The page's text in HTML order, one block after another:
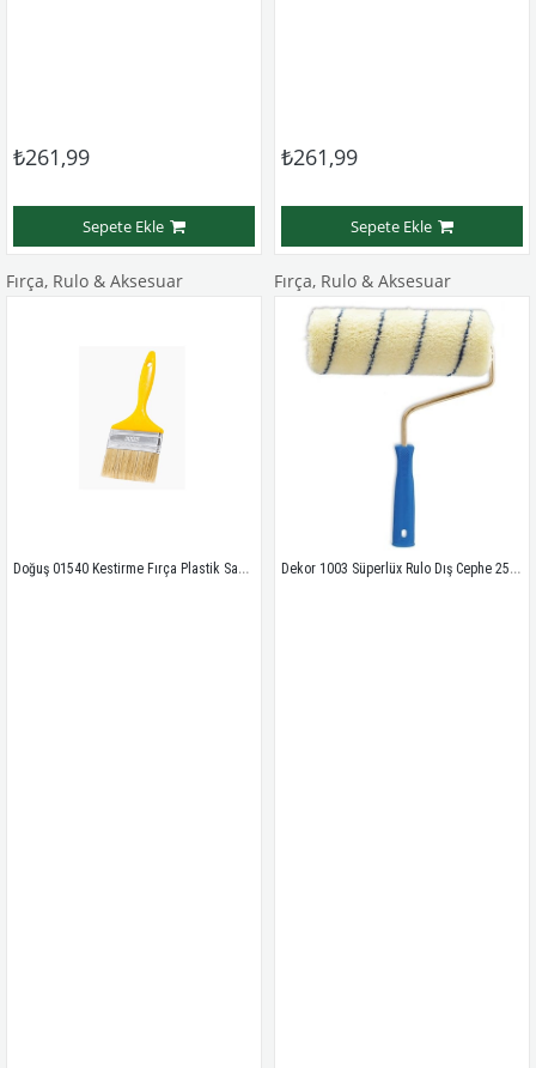
₺261,99
Sepete Ekle
₺261,99
Sepete Ekle
Fırça, Rulo & Aksesuar
Doğuş 01540 Kestirme Fırça Plastik Sap 4 No
Fırça, Rulo & Aksesuar
Dekor 1003 Süperlüx Rulo Dış Cephe 25 cm